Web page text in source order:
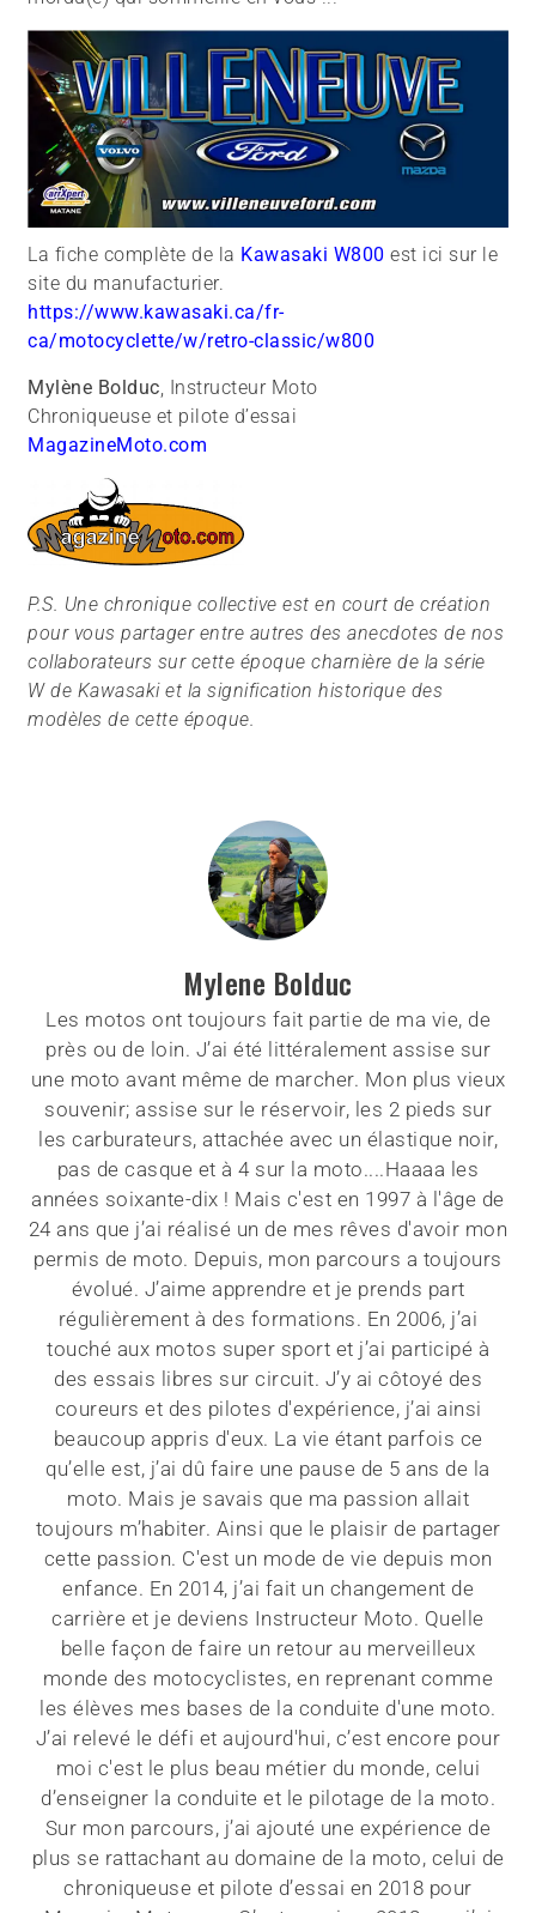
La fiche complète de la Kawasaki W800est ici sur le
site du manufacturier.
https://www.kawasaki.ca/fr-
ca/motocyclette/w/retro-classic/w800
Mylène Bolduc, Instructeur Moto
Chroniqueuse et pilote d’essai
MagazineMoto.com
P.S. Une chronique collective est en court de création
pour vous partager entre autres des anecdotes de nos
collaborateurs sur cette époque charnière de la série
W de Kawasaki et la signification historique des
modèles de cette époque.
Mylene Bolduc
Les motos ont toujours fait partie de ma vie, de
près ou de loin. J’ai été littéralement assise sur
une moto avant même de marcher. Mon plus vieux
souvenir; assise sur le réservoir, les 2 pieds sur
les carburateurs, attachée avec un élastique noir,
pas de casque et à 4 sur la moto....Haaaa les
années soixante-dix ! Mais c'est en 1997 à l'âge de
24 ans que j’ai réalisé un de mes rêves d'avoir mon
permis de moto. Depuis, mon parcours a toujours
évolué. J’aime apprendre et je prends part
régulièrement à des formations. En 2006, j’ai
touché aux motos super sport et j’ai participé à
des essais libres sur circuit. J’y ai côtoyé des
coureurs et des pilotes d'expérience, j’ai ainsi
beaucoup appris d'eux. La vie étant parfois ce
qu’elle est, j’ai dû faire une pause de 5 ans de la
moto. Mais je savais que ma passion allait
toujours m’habiter. Ainsi que le plaisir de partager
cette passion. C'est un mode de vie depuis mon
enfance. En 2014, j’ai fait un changement de
carrière et je deviens Instructeur Moto. Quelle
belle façon de faire un retour au merveilleux
monde des motocyclistes, en reprenant comme
les élèves mes bases de la conduite d'une moto.
J’ai relevé le défi et aujourd'hui, c’est encore pour
moi c'est le plus beau métier du monde, celui
d’enseigner la conduite et le pilotage de la moto.
Sur mon parcours, j’ai ajouté une expérience de
plus se rattachant au domaine de la moto, celui de
chroniqueuse et pilote d’essai en 2018 pour